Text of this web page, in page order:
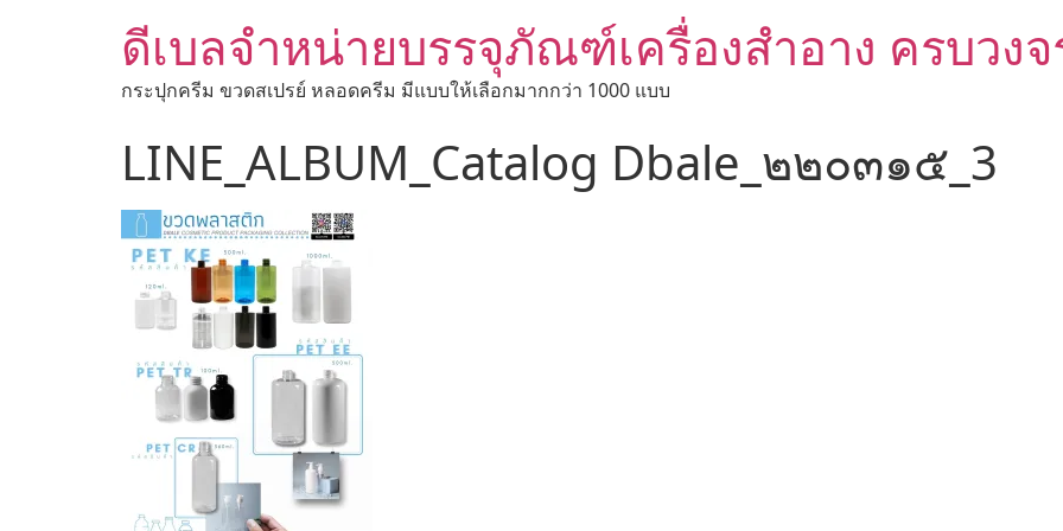
ดีเบลจำหน่ายบรรจุภัณฑ์เครื่องสำอาง ครบวงจ
กระปุกครีม ขวดสเปรย์ หลอดครีม มีแบบให้เลือกมากกว่า 1000 แบบ
LINE_ALBUM_Catalog Dbale_๒๒๐๓๑๕_3